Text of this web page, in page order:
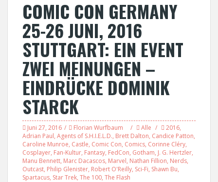
COMIC CON GERMANY
25-26 JUNI, 2016
STUTTGART: EIN EVENT
ZWEI MEINUNGEN –
EINDRÜCKE DOMINIK
STARCK
Juni 27, 2016 Florian Wurfbaum Alle 2016,
Adrian Paul, Agents of S.H.I.E.L.D., Brett Dalton, Candice Patton,
Caroline Munroe, Castle, Comic Con, Comics, Corinne Cléry,
Cosplayer, Fan-Kultur, Fantasy, FedCon, Gotham, J. G. Hertzler,
Manu Bennett, Marc Dacascos, Marvel, Nathan Fillion, Nerds,
Outcast, Philip Glenister, Robert O'Reilly, Sci-Fi, Shawn Bu,
Spartacus, Star Trek, The 100, The Flash